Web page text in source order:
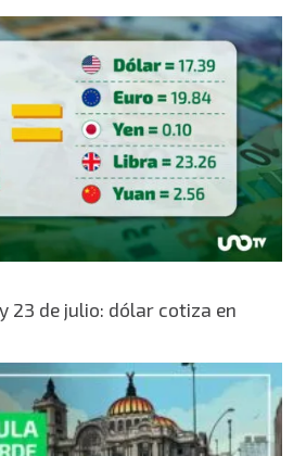
23 de julio: dólar cotiza en